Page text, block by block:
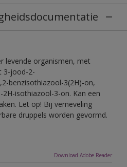
levende organismen, met
3-jood-2-
benzisothiazool-3(2H)-on,
isothiazool-3-on. Kan een
Let op! Bij verneveling
druppels worden gevormd.
Download Adobe Reader